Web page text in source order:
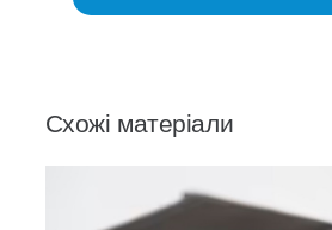
Схожі матеріали